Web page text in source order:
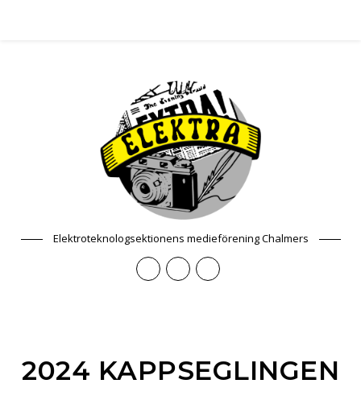
Elektroteknologsektionens medieförening Chalmers
2024 KAPPSEGLINGEN